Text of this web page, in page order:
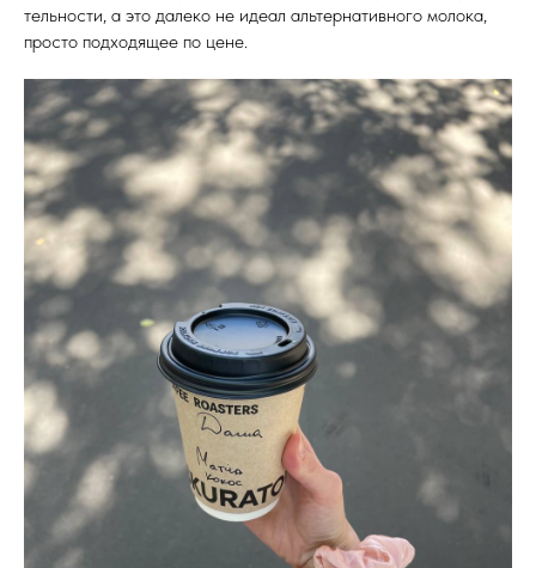
тельности, а это далеко не идеал альтернативного молока,
просто подходящее по цене.